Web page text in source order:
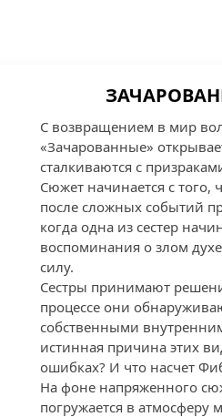
С возвращением в мир
«Зачарованные»
сталкиваются с
Сюжет начинается с
после сложных событий
когда одна из сестер
воспоминания о злом
силу.
Сестры принимают
процессе они
собственными
истинная причина этих
ошибках? И что насчет
На фоне напряженного
погружается в атмосферу